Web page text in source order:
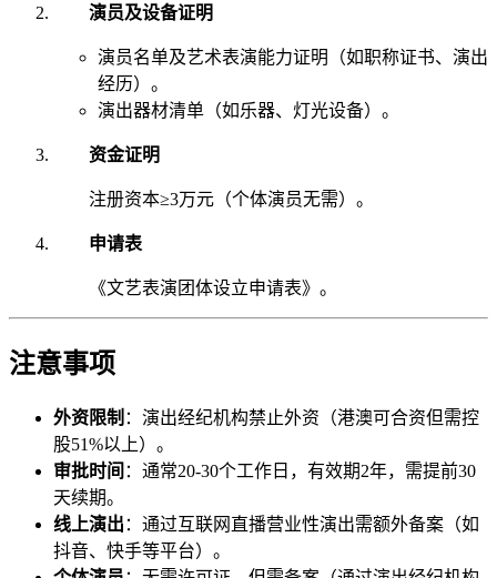
演员及设备证明
演员名单及艺术表演能力证明（如职称证书、演出
经历）。
演出器材清单（如乐器、灯光设备）。
资金证明
注册资本≥3万元（个体演员无需）。
申请表
《文艺表演团体设立申请表》。
注意事项
外资限制 ：演出经纪机构禁止外资（港澳可合资但需控
股51%以上）。
审批时间 ：通常20-30个工作日，有效期2年，需提前30
天续期。
线上演出 ：通过互联网直播营业性演出需额外备案（如
抖音、快手等平台）。